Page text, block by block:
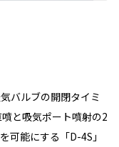
バルブの開閉タイミ
と吸気ポート噴射の2
可能にする「D-4S」